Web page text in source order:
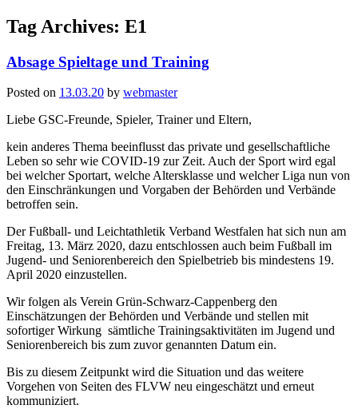
Tag Archives: E1
Absage Spieltage und Training
Posted on 13.03.20 by webmaster
Liebe GSC-Freunde, Spieler, Trainer und Eltern,
kein anderes Thema beeinflusst das private und gesellschaftliche
Leben so sehr wie COVID-19 zur Zeit. Auch der Sport wird egal
bei welcher Sportart, welche Altersklasse und welcher Liga nun von
den Einschränkungen und Vorgaben der Behörden und Verbände
betroffen sein.
Der Fußball- und Leichtathletik Verband Westfalen hat sich nun am
Freitag, 13. März 2020, dazu entschlossen auch beim Fußball im
Jugend- und Seniorenbereich den Spielbetrieb bis mindestens 19.
April 2020 einzustellen.
Wir folgen als Verein Grün-Schwarz-Cappenberg den
Einschätzungen der Behörden und Verbände und stellen mit
sofortiger Wirkung sämtliche Trainingsaktivitäten im Jugend und
Seniorenbereich bis zum zuvor genannten Datum ein.
Bis zu diesem Zeitpunkt wird die Situation und das weitere
Vorgehen von Seiten des FLVW neu eingeschätzt und erneut
kommuniziert.